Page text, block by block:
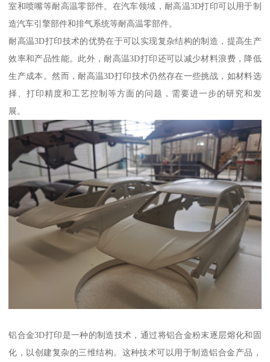
室和喷嘴等耐高温零部件。在汽车领域，耐高温3D打印可以用于制
造汽车引擎部件和排气系统等耐高温零部件。
耐高温3D打印技术的优势在于可以实现复杂结构的制造，提高生产
效率和产品性能。此外，耐高温3D打印还可以减少材料浪费，降低
生产成本。然而，耐高温3D打印技术仍然存在一些挑战，如材料选
择、打印精度和工艺控制等方面的问题，需要进一步的研究和发
展。
铝合金3D打印是一种的制造技术，通过将铝合金粉末逐层熔化和固
化，以创建复杂的三维结构。这种技术可以用于制造铝合金产品，